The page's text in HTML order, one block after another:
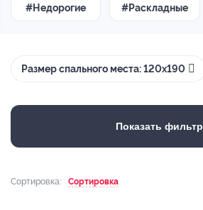
#Недорогие #Раскладные
Размер спального места: 120х190
Показать фильтр
Сортировка: Сортировка